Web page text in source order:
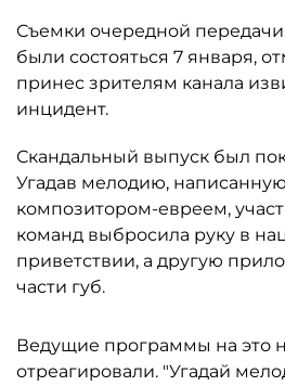
Съемки очередной
были состояться 7 января,
принес зрителям канала
инцидент.
Скандальный выпуск был
Угадав мелодию,
композитором-евреем,
команд выбросила руку в
приветствии, а другую
части губ.
Ведущие программы на это
отреагировали. "Угадай